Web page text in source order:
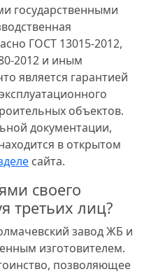
государственными
ГОСТ 13015-2012,
2012 и иным
является гарантией
объектов.
документации,
в открытом
сайта.
своего
третьих лиц?
завод ЖБ и
изготовителем.
позволяющее